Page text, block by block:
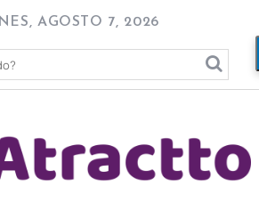
AGOSTO 7, 2026